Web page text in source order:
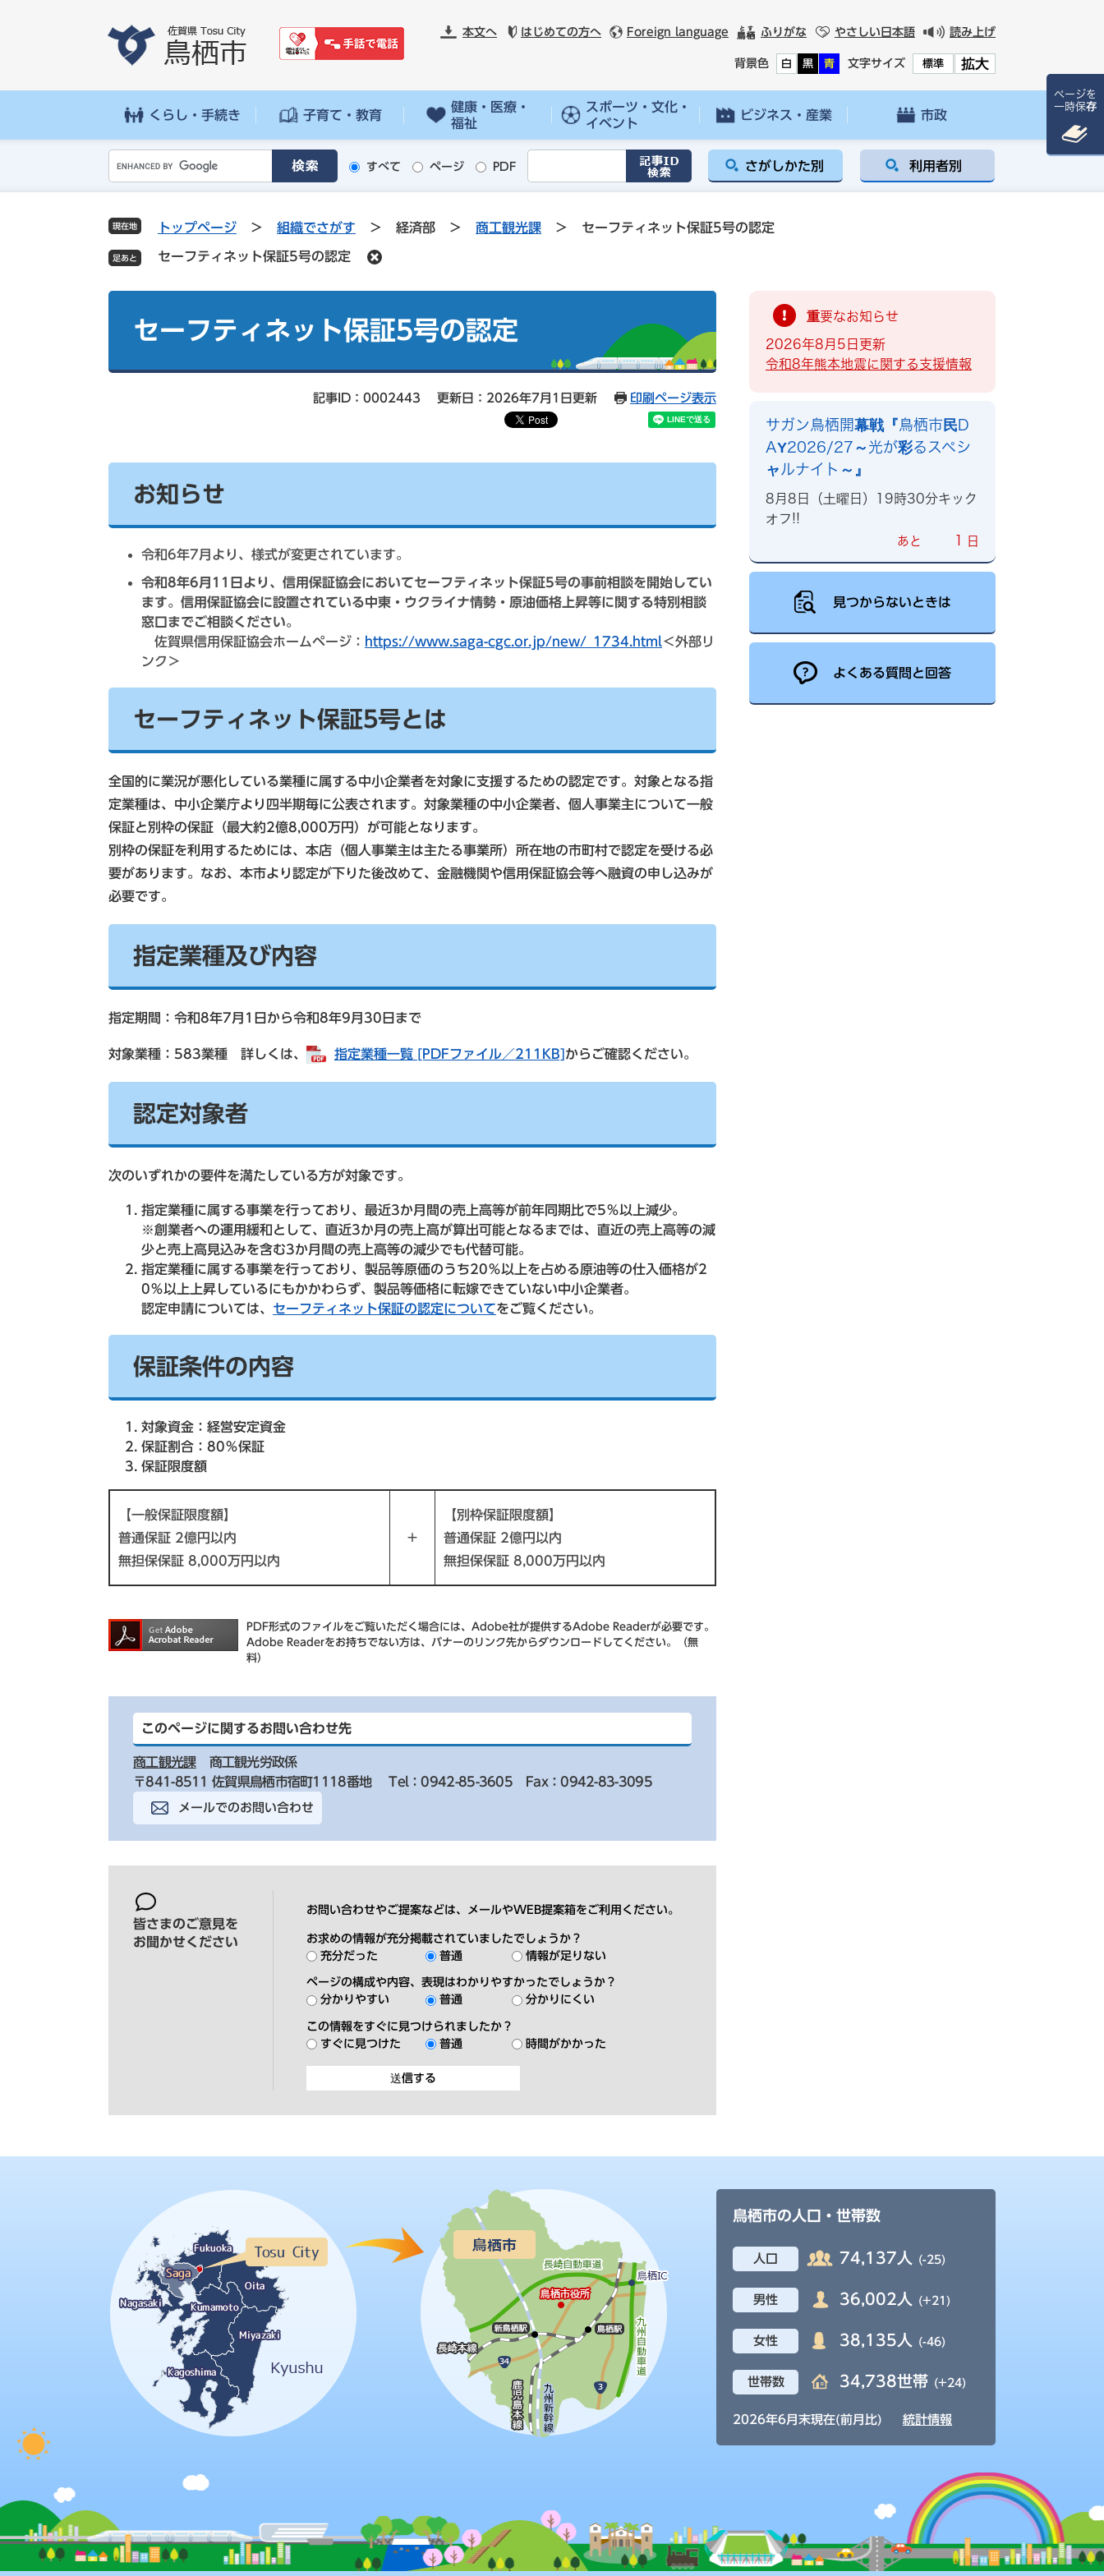
先
を
本文へ はじめての方へ Foreign language ふりがな やさしい日本語 読み上げ
背景色 白 黒 青 文字サイズ 標準 拡大
くらし・手続き 子育て・教育
健康・医療・
福祉
スポーツ・文化・
イベント
ビジネス・産業 市政
o
g
l
e
ス
索
すべて ページ PDF さがしかた別 利用者別
現在地 トップページ > 組織でさがす > 経済部 > 商工観光課 > セーフティネット保証5号の認定
セーフティネット保証5号の認定
セーフティネット保証5号の認定
記事ID：0002443 更新日：2026年7月1日更新 印刷ページ表示
お知らせ
令和6年7月より、様式が変更されています。
令和8年6月11日より、信用保証協会においてセーフティネット保証5号の事前相談を開始してい
ます。信用保証協会に設置されている中東・ウクライナ情勢・原油価格上昇等に関する特別相談
窓口までご相談ください。
佐賀県信用保証協会ホームページ： https://www.saga-cgc.or.jp/new/_1734.html ＜外部リ
ンク＞
セーフティネット保証5号とは
全国的に業況が悪化している業種に属する中小企業者を対象に支援するための認定です。対象となる指
定業種は、中小企業庁より四半期毎に公表されます。対象業種の中小企業者、個人事業主について一般
保証と別枠の保証（最大約2億8,000万円）が可能となります。
別枠の保証を利用するためには、本店（個人事業主は主たる事業所）所在地の市町村で認定を受ける必
要があります。なお、本市より認定が下りた後改めて、金融機関や信用保証協会等へ融資の申し込みが
必要です。
指定業種及び内容
指定期間：令和8年7月1日から令和8年9月30日まで
対象業種：583業種 詳しくは、 指定業種一覧 [PDFファイル／211KB] からご確認ください。
認定対象者
次のいずれかの要件を満たしている方が対象です。
指定業種に属する事業を行っており、最近3か月間の売上高等が前年同期比で5％以上減少。
※創業者への運用緩和として、直近3か月の売上高が算出可能となるまでは、直近の売上高等の減
少と売上高見込みを含む3か月間の売上高等の減少でも代替可能。
指定業種に属する事業を行っており、製品等原価のうち20％以上を占める原油等の仕入価格が2
0％以上上昇しているにもかかわらず、製品等価格に転嫁できていない中小企業者。
認定申請については、 セーフティネット保証の認定についてをご覧ください。
保証条件の内容
対象資金：経営安定資金
保証割合：80％保証
保証限度額
【一般保証限度額】
普通保証 2億円以内
無担保保証 8,000万円以内
＋
【別枠保証限度額】
普通保証 2億円以内
無担保保証 8,000万円以内
PDF形式のファイルをご覧いただく場合には、Adobe社が提供するAdobe Readerが必要です。
Adobe Readerをお持ちでない方は、バナーのリンク先からダウンロードしてください。（無
料）
このページに関するお問い合わせ先
商工観光課
商工観光労政係
〒841-8511 佐賀県鳥栖市宿町1118番地
Tel：0942-85-3605 Fax：0942-83-3095
メールでのお問い合わせ
皆さまのご意見を
お聞かせください
お問い合わせやご提案などは、メールやWEB提案箱をご利用ください。
お求めの情報が充分掲載されていましたでしょうか？
充分だった
普通 情報が足りない
ページの構成や内容、表現はわかりやすかったでしょうか？
分かりやすい
普通 分かりにくい
この情報をすぐに見つけられましたか？
すぐに見つけた
普通 時間がかかった
重要なお知らせ
2026年8月5日更新
令和8年熊本地震に関する支援情報
サガン鳥栖開幕戦『鳥栖市民D
AY2026/27～光が彩るスペシ
ャルナイト～』
8月8日（土曜日）19時30分キック
オフ!!
あと 1 日
見つからないときは
よくある質問と回答
鳥栖市の人口・世帯数
人口 74,137人 (-25)
男性 36,002人 (+21)
女性 38,135人 (-46)
世帯数 34,738世帯 (+24)
2026年6月末現在(前月比) 統計情報
ページを
一時保存